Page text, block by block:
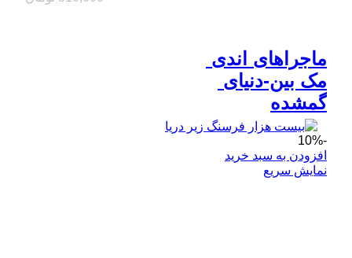
گمشده
-10%
افزودن به سبد خرید
نمایش سریع